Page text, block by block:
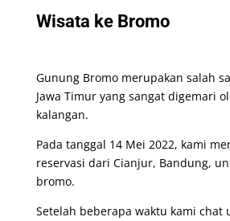
Wisata ke Bromo
Gunung Bromo merupakan salah
Jawa Timur yang sangat digemari
kalangan.
Pada tanggal 14 Mei 2022, kami
reservasi dari Cianjur, Bandung,
bromo.
Setelah beberapa waktu kami chat